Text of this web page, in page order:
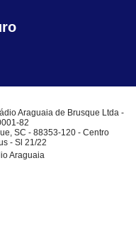
Araguaia de Brusque Ltda -
82
SC - 88353-120 - Centro
- Sl 21/22
Araguaia